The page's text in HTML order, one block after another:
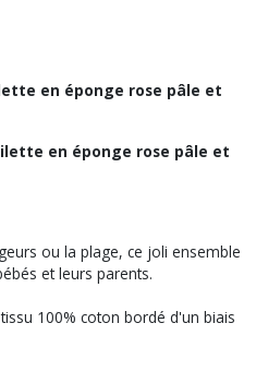
en éponge rose pâle et
en éponge rose pâle et
ou la plage, ce joli ensemble
et leurs parents.
100% coton bordé d'un biais